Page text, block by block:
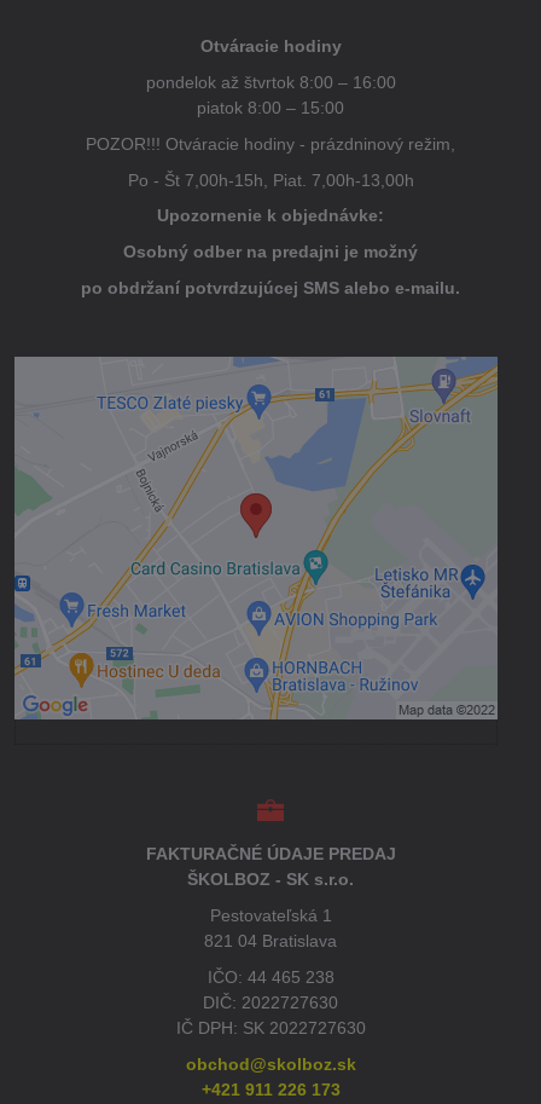
Otváracie hodiny
pondelok až štvrtok 8:00 – 16:00
piatok 8:00 – 15:00
POZOR!!! Otváracie hodiny - prázdninový režim,
Po - Št 7,00h-15h, Piat. 7,00h-13,00h
Upozornenie k objednávke:
Osobný odber na predajni je možný
po obdržaní potvrdzujúcej SMS alebo e-mailu.
Externý obsah je blokovaný Voľbami
súkromia
Prajete si načítať externý obsah?
Povoliť tentokrát
Povoliť a zapamätať - súhlas s druhom
cookie: Funkčné
Otvoriť obsah v novom okne
FAKTURAČNÉ ÚDAJE PREDAJ
ŠKOLBOZ - SK s.r.o.
Pestovateľská 1
821 04 Bratislava
IČO: 44 465 238
DIČ: 2022727630
IČ DPH: SK 2022727630
obchod@skolboz.sk
+421 911 226 173